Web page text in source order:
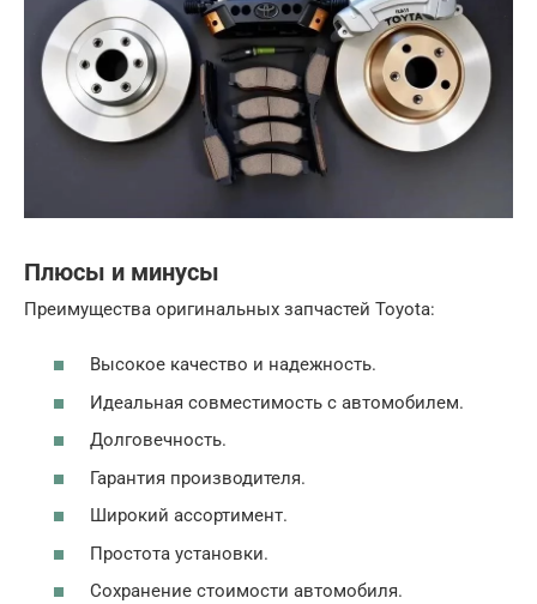
Плюсы и минусы
Преимущества оригинальных запчастей Toyota:
Высокое качество и надежность.
Идеальная совместимость с автомобилем.
Долговечность.
Гарантия производителя.
Широкий ассортимент.
Простота установки.
Сохранение стоимости автомобиля.